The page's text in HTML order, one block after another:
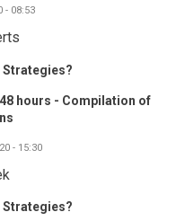
- 08:53
Strategies?
hours - Compilation of
- 15:30
Strategies?